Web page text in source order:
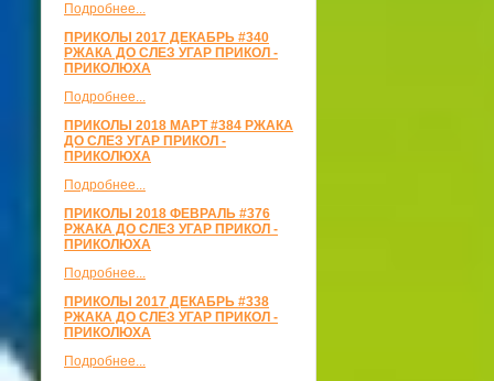
Подробнее...
ПРИКОЛЫ 2017 ДЕКАБРЬ #340
РЖАКА ДО СЛЕЗ УГАР ПРИКОЛ -
ПРИКОЛЮХА
Подробнее...
ПРИКОЛЫ 2018 МАРТ #384 РЖАКА
ДО СЛЕЗ УГАР ПРИКОЛ -
ПРИКОЛЮХА
Подробнее...
ПРИКОЛЫ 2018 ФЕВРАЛЬ #376
РЖАКА ДО СЛЕЗ УГАР ПРИКОЛ -
ПРИКОЛЮХА
Подробнее...
ПРИКОЛЫ 2017 ДЕКАБРЬ #338
РЖАКА ДО СЛЕЗ УГАР ПРИКОЛ -
ПРИКОЛЮХА
Подробнее...